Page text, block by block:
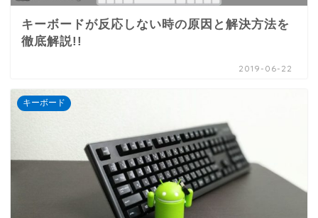
キーボードが反応しない時の原因と解決方法を
徹底解説!!
2019-06-22
キーボード